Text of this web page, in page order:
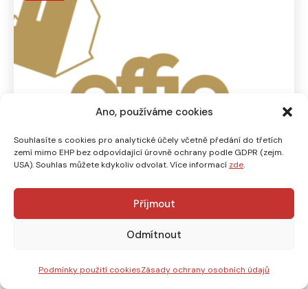
Ano, používáme cookies
Souhlasíte s cookies pro analytické účely včetně předání do třetích
zemí mimo EHP bez odpovídající úrovně ochrany podle GDPR (zejm.
USA). Souhlas můžete kdykoliv odvolat. Více informací zde.
Příjmout
Odmítnout
Podmínky použití cookiesZásady ochrany osobních údajů
24. 11. 2022
EFFIE 2022 zná vítěze